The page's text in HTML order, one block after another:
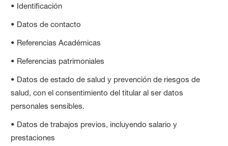
• Identificación
• Datos de contacto
• Referencias Académicas
• Referencias patrimoniales
• Datos de estado de salud y prevención de riesgos de
salud, con el consentimiento del titular al ser datos
personales sensibles.
• Datos de trabajos previos, incluyendo salario y
prestaciones